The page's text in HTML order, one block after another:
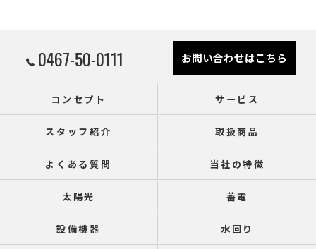
0467-50-0111 お問い合わせはこちら
コンセプト サービス
スタッフ紹介 取扱商品
よくある質問 当社の特徴
太陽光 蓄電
設備機器 水回り